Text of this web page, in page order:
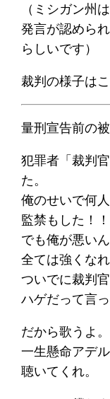
（ミシガン州
発言が認めら
らしいです）
裁判の様子は
量刑宣告前の
犯罪者「裁判
た。
俺のせいで何
監禁もした！！
でも俺が悪い
全ては強くな
ついでに裁判官
ハゲだって言
だから歌うよ。
一生懸命アデ
聴いてくれ。